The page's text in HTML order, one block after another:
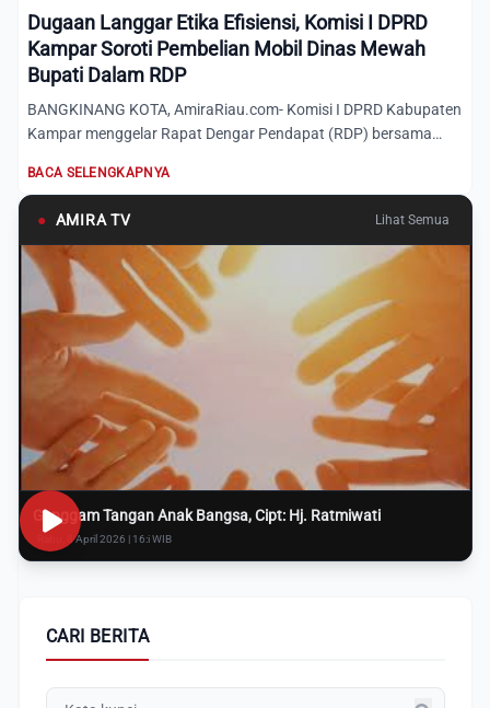
Dugaan Langgar Etika Efisiensi, Komisi I DPRD
Kampar Soroti Pembelian Mobil Dinas Mewah
Bupati Dalam RDP
BANGKINANG KOTA, AmiraRiau.com- Komisi I DPRD Kabupaten
Kampar menggelar Rapat Dengar Pendapat (RDP) bersama
BACA SELENGKAPNYA
● AMIRA TV Lihat Semua
Genggam Tangan Anak Bangsa, Cipt: Hj. Ratmiwati
Rabu, 8 April 2026 | 16:i WIB
CARI BERITA